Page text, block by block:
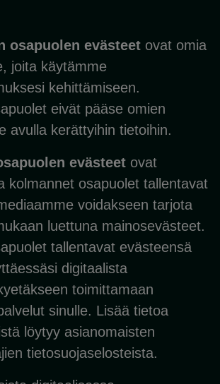
osapuolen evästeet ovat omia
joita käytämme
kehittämiseen.
eivät pääse omien
avulla kerättyihin tietoihin.
evästeet ovat
kolmannet osapuolet tallentavat
voidakseen tarjota
luettuna mainosevästeet.
tallentavat evästeensä
digitaalista
toimittamaan
sinulle. Lisää tietoa
löytyy asianomaisten
tietosuojaselosteista.